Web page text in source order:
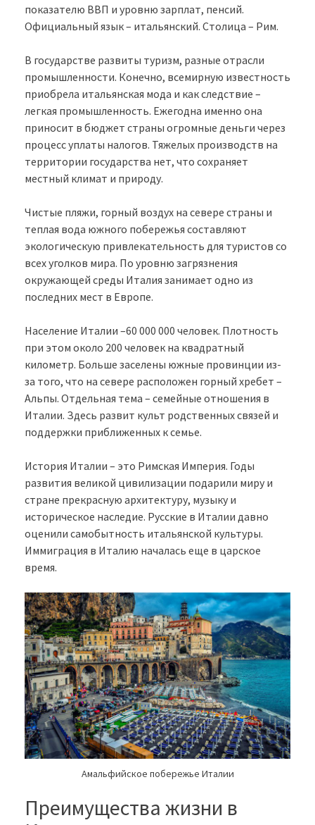
показателю ВВП и уровню зарплат, пенсий.
Официальный язык – итальянский. Столица – Рим.
В государстве развиты туризм, разные отрасли
промышленности. Конечно, всемирную известность
приобрела итальянская мода и как следствие –
легкая промышленность. Ежегодна именно она
приносит в бюджет страны огромные деньги через
процесс уплаты налогов. Тяжелых производств на
территории государства нет, что сохраняет
местный климат и природу.
Чистые пляжи, горный воздух на севере страны и
теплая вода южного побережья составляют
экологическую привлекательность для туристов со
всех уголков мира. По уровню загрязнения
окружающей среды Италия занимает одно из
последних мест в Европе.
Население Италии –60 000 000 человек. Плотность
при этом около 200 человек на квадратный
километр. Больше заселены южные провинции из-
за того, что на севере расположен горный хребет –
Альпы. Отдельная тема – семейные отношения в
Италии. Здесь развит культ родственных связей и
поддержки приближенных к семье.
История Италии – это Римская Империя. Годы
развития великой цивилизации подарили миру и
стране прекрасную архитектуру, музыку и
историческое наследие. Русские в Италии давно
оценили самобытность итальянской культуры.
Иммиграция в Италию началась еще в царское
время.
Амальфийское побережье Италии
Преимущества жизни в